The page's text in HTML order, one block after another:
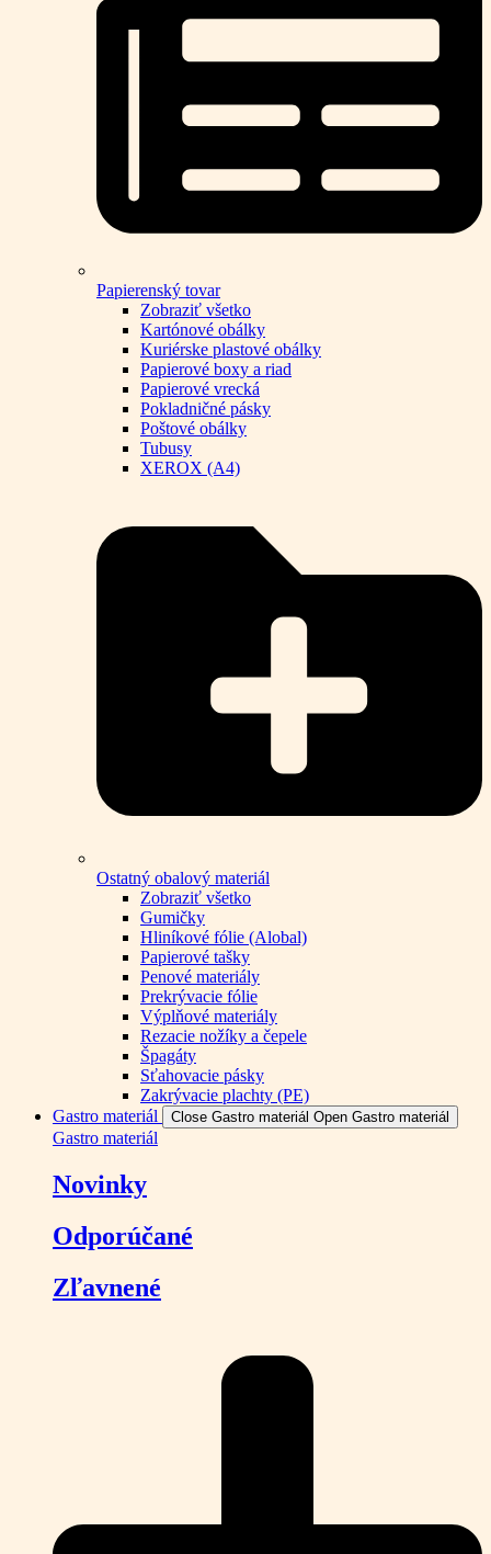
Papierenský tovar
Zobraziť všetko
Kartónové obálky
Kuriérske plastové obálky
Papierové boxy a riad
Papierové vrecká
Pokladničné pásky
Poštové obálky
Tubusy
XEROX (A4)
Ostatný obalový materiál
Zobraziť všetko
Gumičky
Hliníkové fólie (Alobal)
Papierové tašky
Penové materiály
Prekrývacie fólie
Výplňové materiály
Rezacie nožíky a čepele
Špagáty
Sťahovacie pásky
Zakrývacie plachty (PE)
Gastro materiál
Close Gastro materiál Open Gastro materiál
Gastro materiál
Novinky
Odporúčané
Zľavnené